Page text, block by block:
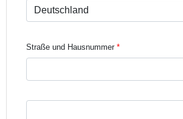
Straße und Hausnummer
Straße und Hausnummer Zeile 3